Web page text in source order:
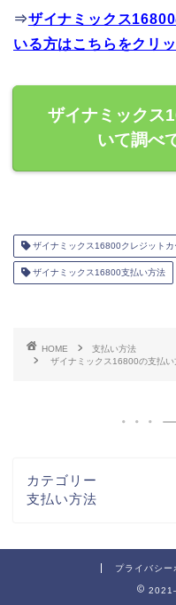
⇒ザイナミックス
いる方はこちらをクリ
ザイナミックス
いて調べ
ザイナミックス16800クレジットカ
ザイナミックス16800支払い方法
HOME
支払い方法
ザイナミックス16800の支払
カテゴリー
支払い方法
プライバシー